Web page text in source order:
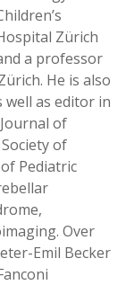
Zürich
a professor
He is also
as editor in
of
of
Pediatric
Over
Emil Becker